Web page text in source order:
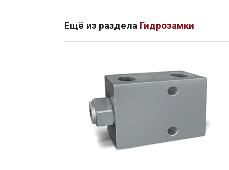
Ещё из раздела Гидрозамки